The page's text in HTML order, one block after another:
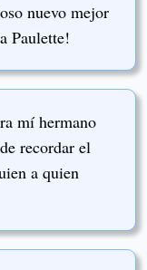
nuevo mejor
Paulette!
mí hermano
recordar el
a quien